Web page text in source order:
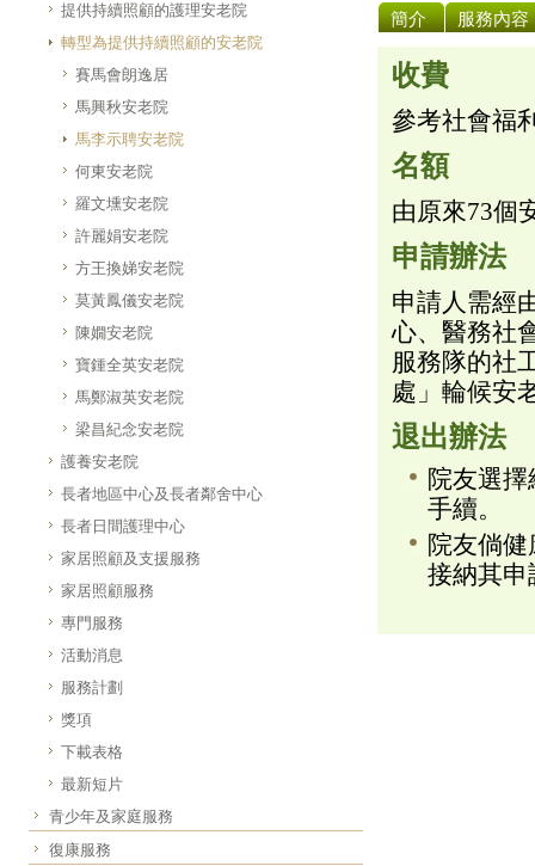
提供持續照顧的護理安老院
轉型為提供持續照顧的安老院
賽馬會朗逸居
馬興秋安老院
馬李示聘安老院
何東安老院
羅文壎安老院
許麗娟安老院
方王換娣安老院
莫黃鳳儀安老院
陳嫺安老院
寶鍾全英安老院
馬鄭淑英安老院
梁昌紀念安老院
護養安老院
長者地區中心及長者鄰舍中心
長者日間護理中心
家居照顧及支援服務
家居照顧服務
專門服務
活動消息
服務計劃
獎項
下載表格
最新短片
青少年及家庭服務
復康服務
簡介 服務內容
收費
參考社會福
名額
由原來73個
申請辦法
申請人需經
心、醫務社
服務隊的社
處」輪候安
退出辦法
院友選
手續。
院友倘
接納其申